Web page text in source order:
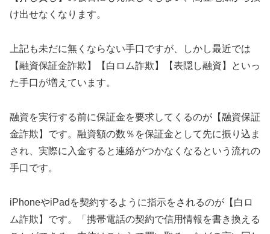
け出せなくなります。
上記も未だに無くならない手口ですが、しかし最近では
【融資保証金詐欺】【白ロム詐欺】【表隠し融資】といっ
た手口が増えています。
融資を実行する前に保証金を要求してくるのが【融資保証
金詐欺】です。融資額の数％を保証金として先に振り込ま
され、実際に入金すると連絡がつかなくなるという流れの
手口です。
iPhoneやiPadを契約するように指示をされるのが【白ロ
ム詐欺】です。「携帯電話の契約で信用情報を書き換える